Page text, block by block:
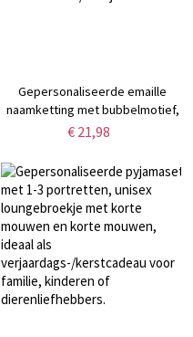
Gepersonaliseerde emaille
naamketting met bubbelmotief,
3D veelkleurige bubbelletters
verjaardags-/kerst-/
voor vrouwen/meisjes
€ 21,98